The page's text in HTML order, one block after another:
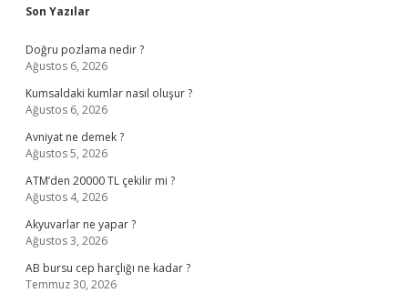
Sidebar
Son Yazılar
Doğru pozlama nedir ?
Ağustos 6, 2026
Kumsaldaki kumlar nasıl oluşur ?
Ağustos 6, 2026
Avniyat ne demek ?
Ağustos 5, 2026
ATM’den 20000 TL çekilir mi ?
Ağustos 4, 2026
Akyuvarlar ne yapar ?
Ağustos 3, 2026
AB bursu cep harçlığı ne kadar ?
Temmuz 30, 2026